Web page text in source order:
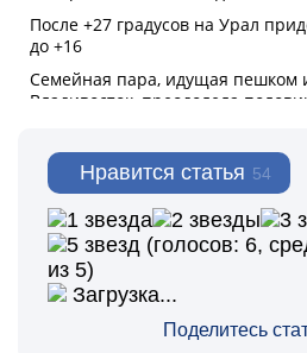
Нравится статья 54
Поделитесь
(голосов: 6,
из 5)
Загрузка...